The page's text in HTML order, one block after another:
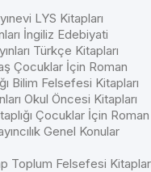
LYS Kitapları
İngiliz Edebiyati
Türkçe Kitapları
Çocuklar İçin Roman
Bilim Felsefesi Kitapları
Okul Öncesi Kitapları
Çocuklar İçin Roman
Genel Konular
Toplum Felsefesi